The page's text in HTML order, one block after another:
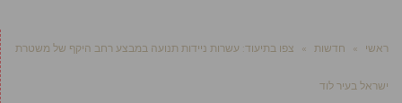
ראשי » חדשות » צפו בתיעוד: עשרות ניידות תנועה במבצע רחב היקף של משטרת
ישראל בעיר לוד